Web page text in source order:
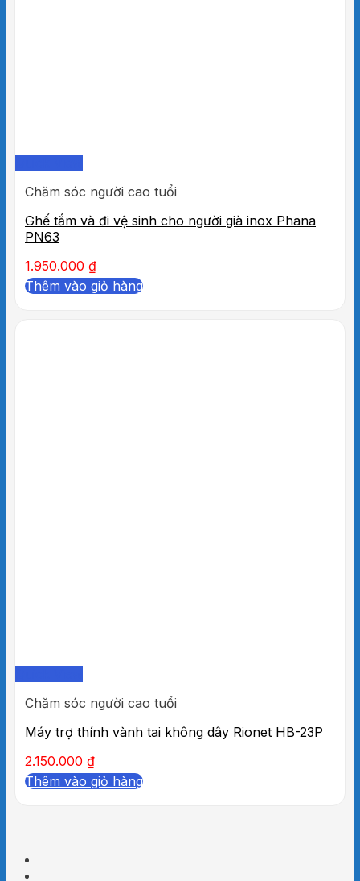
Chăm sóc người cao tuổi
Ghế tắm và đi vệ sinh cho người già inox Phana
PN63
1.950.000 ₫
Thêm vào giỏ hàng
Chăm sóc người cao tuổi
Máy trợ thính vành tai không dây Rionet HB-23P
2.150.000 ₫
Thêm vào giỏ hàng